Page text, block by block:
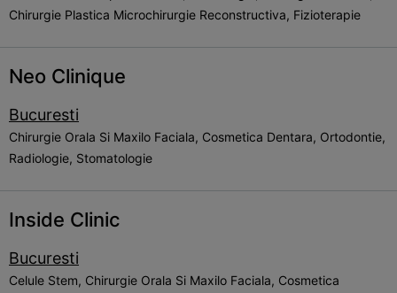
Chirurgie Plastica Microchirurgie Reconstructiva, Fizioterapie
Neo Clinique
Bucuresti
Chirurgie Orala Si Maxilo Faciala, Cosmetica Dentara, Ortodontie,
Radiologie, Stomatologie
Inside Clinic
Bucuresti
Celule Stem, Chirurgie Orala Si Maxilo Faciala, Cosmetica